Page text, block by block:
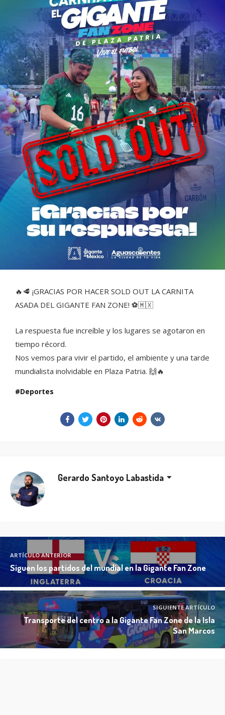
🔥🥩 ¡GRACIAS POR HACER SOLD OUT LA CARNITA
ASADA DEL GIGANTE FAN ZONE! ⚽🇲🇽
La respuesta fue increíble y los lugares se agotaron en
tiempo récord.
Nos vemos para vivir el partido, el ambiente y una tarde
mundialista inolvidable en Plaza Patria. 🙌🔥
Deportes
Gerardo Santoyo Labastida
ARTÍCULO ANTERIOR
Siguen los partidos del mundial en la Gigante Fan Zone
SIGUIENTE ARTÍCULO
Transporte del centro a la Gigante Fan Zone de la Isla
San Marcos